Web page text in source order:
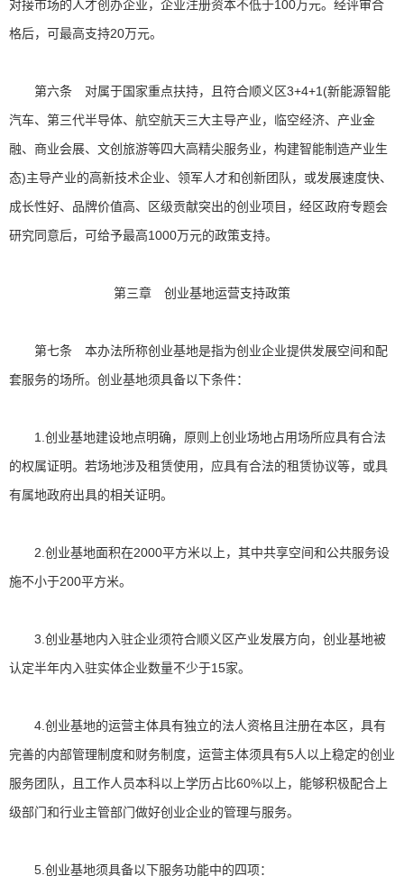
对接市场的人才创办企业，企业注册资本不低于100万元。经评审合
格后，可最高支持20万元。
第六条 对属于国家重点扶持，且符合顺义区3+4+1(新能源智能
汽车、第三代半导体、航空航天三大主导产业，临空经济、产业金
融、商业会展、文创旅游等四大高精尖服务业，构建智能制造产业生
态)主导产业的高新技术企业、领军人才和创新团队，或发展速度快、
成长性好、品牌价值高、区级贡献突出的创业项目，经区政府专题会
研究同意后，可给予最高1000万元的政策支持。
第三章 创业基地运营支持政策
第七条 本办法所称创业基地是指为创业企业提供发展空间和配
套服务的场所。创业基地须具备以下条件：
1.创业基地建设地点明确，原则上创业场地占用场所应具有合法
的权属证明。若场地涉及租赁使用，应具有合法的租赁协议等，或具
有属地政府出具的相关证明。
2.创业基地面积在2000平方米以上，其中共享空间和公共服务设
施不小于200平方米。
3.创业基地内入驻企业须符合顺义区产业发展方向，创业基地被
认定半年内入驻实体企业数量不少于15家。
4.创业基地的运营主体具有独立的法人资格且注册在本区，具有
完善的内部管理制度和财务制度，运营主体须具有5人以上稳定的创业
服务团队，且工作人员本科以上学历占比60%以上，能够积极配合上
级部门和行业主管部门做好创业企业的管理与服务。
5.创业基地须具备以下服务功能中的四项：